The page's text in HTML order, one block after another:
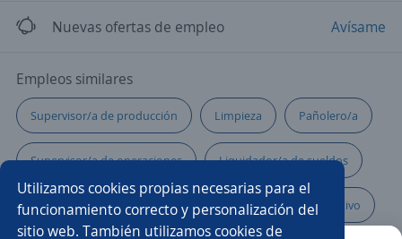
Utilizamos cookies propias necesarias para el
funcionamiento correcto y personalización del
sitio web. También utilizamos cookies de
Nuevas ofertas de empleo Avísame
Empleos similares
Supervisor/a de producción Limpieza Pañolero/a
Supervisor/a de operaciones Liquidador/a de sueldos
Operador/a Control de calidad Gerente operativo